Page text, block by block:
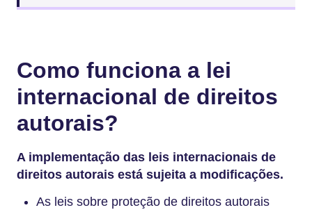
Como funciona a lei
internacional de direitos
autorais?
A implementação das leis internacionais de
direitos autorais está sujeita a modificações.
As leis sobre proteção de direitos autorais